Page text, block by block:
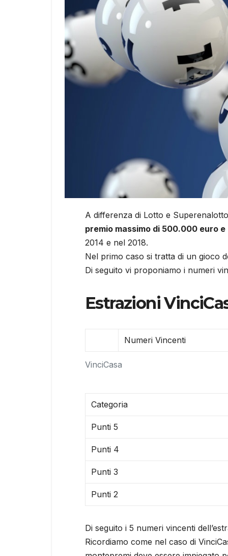
A differenza di Lotto e
premio massimo di 500.000 euro
2014 e nel 2018.
Nel primo caso si tratta di un gioco
Di seguito vi proponiamo i numeri
Estrazioni
VinciCasa
Numeri Vincenti
Categoria
Punti 5
Punti 4
Punti 3
Punti 2
Di seguito i 5 numeri vincenti
Ricordiamo come nel caso di